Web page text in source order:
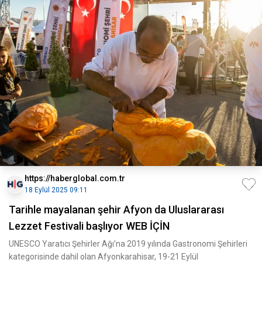
https://haberglobal.com.tr
18 Eylül 2025 09:11
Tarihle mayalanan şehir Afyon da Uluslararası
Lezzet Festivali başlıyor WEB İÇİN
UNESCO Yaratıcı Şehirler Ağı’na 2019 yılında Gastronomi Şehirleri
kategorisinde dahil olan Afyonkarahisar, 19-21 Eylül